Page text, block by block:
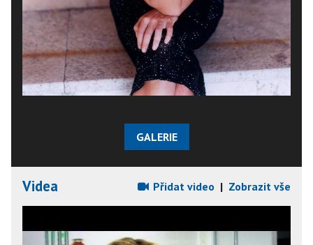
GALERIE
Videa Přidat video | Zobrazit vše